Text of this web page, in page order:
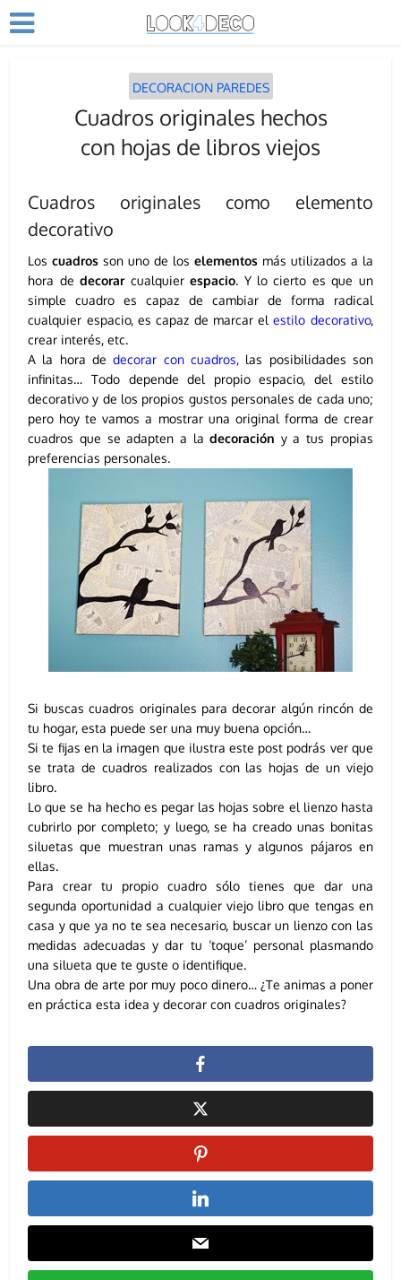
DECORACION PAREDES
Cuadros originales hechos
con hojas de libros viejos
Cuadros originales como elemento
decorativo
Loscuadros son uno de los elementosmás utilizados a la
hora dedecorarcualquierespacio. Y lo cierto es que un
simple cuadro es capaz de cambiar de forma radical
cualquier espacio, es capaz de marcar elestilo decorativo,
crear interés, etc.
A la hora dedecorar con cuadros,las posibilidades son
infinitas… Todo depende del propio espacio, del estilo
decorativo y de los propios gustos personales de cada uno;
pero hoy te vamos a mostrar una original forma de crear
cuadros que se adapten a ladecoración y a tus propias
preferencias personales.
Si buscas cuadros originales para decorar algún rincón de
tu hogar, esta puede ser una muy buena opción…
Si te fijas en la imagen que ilustra este post podrás ver que
se trata de cuadros realizados con las hojas de un viejo
libro.
Lo que se ha hecho es pegar las hojas sobre el lienzo hasta
cubrirlo por completo; y luego, se ha creado unas bonitas
siluetas que muestran unas ramas y algunos pájaros en
ellas.
Para crear tu propio cuadro sólo tienes que dar una
segunda oportunidad a cualquier viejo libro que tengas en
casa y que ya no te sea necesario, buscar un lienzo con las
medidas adecuadas y dar tu ‘toque’ personal plasmando
una silueta que te guste o identifique.
Una obra de arte por muy poco dinero… ¿Te animas a poner
en práctica esta idea y decorar con cuadros originales?